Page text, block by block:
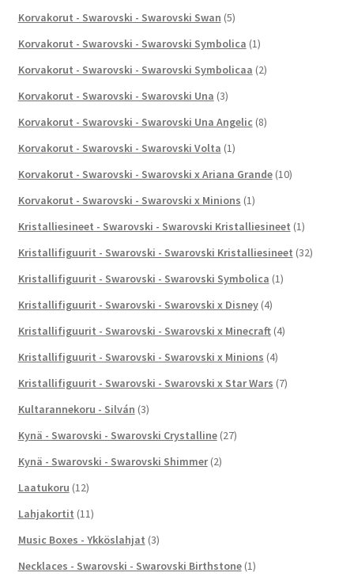
Korvakorut - Swarovski - Swarovski Swan (5)
Korvakorut - Swarovski - Swarovski Symbolica (1)
Korvakorut - Swarovski - Swarovski Symbolicaa (2)
Korvakorut - Swarovski - Swarovski Una (3)
Korvakorut - Swarovski - Swarovski Una Angelic (8)
Korvakorut - Swarovski - Swarovski Volta (1)
Korvakorut - Swarovski - Swarovski x Ariana Grande (10)
Korvakorut - Swarovski - Swarovski x Minions (1)
Kristalliesineet - Swarovski - Swarovski Kristalliesineet (1)
Kristallifiguurit - Swarovski - Swarovski Kristalliesineet (32)
Kristallifiguurit - Swarovski - Swarovski Symbolica (1)
Kristallifiguurit - Swarovski - Swarovski x Disney (4)
Kristallifiguurit - Swarovski - Swarovski x Minecraft (4)
Kristallifiguurit - Swarovski - Swarovski x Minions (4)
Kristallifiguurit - Swarovski - Swarovski x Star Wars (7)
Kultarannekoru - Silván (3)
Kynä - Swarovski - Swarovski Crystalline (27)
Kynä - Swarovski - Swarovski Shimmer (2)
Laatukoru (12)
Lahjakortit (11)
Music Boxes - Ykköslahjat (3)
Necklaces - Swarovski - Swarovski Birthstone (1)